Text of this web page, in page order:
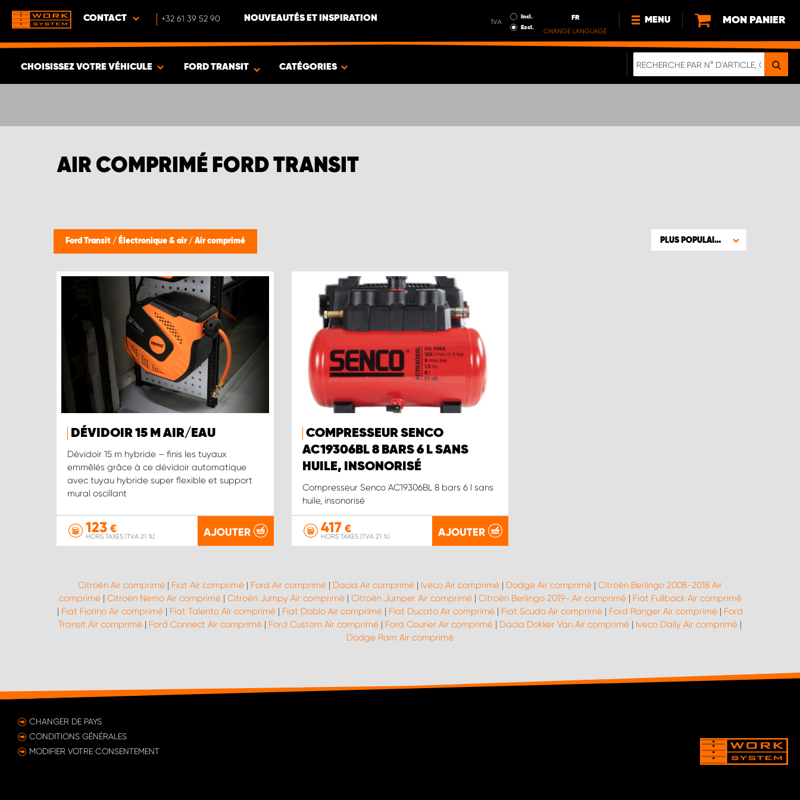
CONTACT +32 61 39 52 90 NOUVEAUTÉS ET INSPIRATION T.V.A.
Incl.
Excl.
FR
CHANGE LANGUAGE
MENU
NOUVEAUTÉS
MON PANIER
CHOISISSEZ VOTRE VÉHICULE FORD TRANSIT CATÉGORIES
AIR COMPRIMÉ FORD TRANSIT
Ford Transit / Électronique & air / Air comprimé PLUS POPULAIRE
DÉVIDOIR 15 M AIR/EAU
Dévidoir 15 m hybride – finis les tuyaux
emmêlés grâce à ce dévidoir automatique
avec tuyau hybride super flexible et support
mural oscillant
123 €
HORS TAXES (TVA 21 %) AJOUTER
COMPRESSEUR SENCO
AC19306BL 8 BARS 6 L SANS
HUILE, INSONORISÉ
Compresseur Senco AC19306BL 8 bars 6 l sans
huile, insonorisé
417€
HORS TAXES (TVA 21 %) AJOUTER
Citroën Air comprimé | Fiat Air comprimé | Ford Air comprimé | Dacia Air comprimé | Iveco Air comprimé | Dodge Air comprimé | Citroën Berlingo 2008-2018 Air
comprimé| Citroën Nemo Air comprimé| Citroën Jumpy Air comprimé| Citroën Jumper Air comprimé| Citroën Berlingo 2019- Air comprimé| Fiat Fullback Air comprimé
| Fiat Fiorino Air comprimé | Fiat Talento Air comprimé | Fiat Doblo Air comprimé | Fiat Ducato Air comprimé | Fiat Scudo Air comprimé | Ford Ranger Air comprimé | Ford
Transit Air comprimé | Ford Connect Air comprimé | Ford Custom Air comprimé | Ford Courier Air comprimé | Dacia Dokker Van Air comprimé | Iveco Daily Air comprimé |
Dodge Ram Air comprimé
CHANGER DE PAYS
CONDITIONS GÉNÉRALES
MODIFIER VOTRE CONSENTEMENT